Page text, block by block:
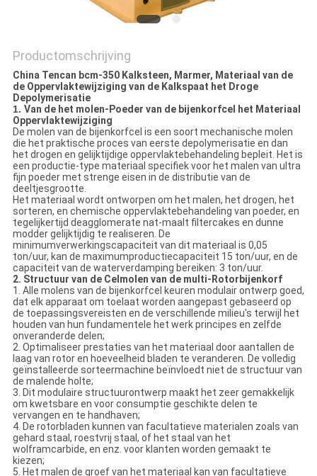
Productomschrijving
China Tencan bcm-350 Kalksteen, Marmer, Materiaal van de
de Oppervlaktewijziging van de Kalkspaat het Droge
Depolymerisatie
1. Van de het molen-Poeder van de bijenkorfcel het Materiaal
Oppervlaktewijziging
De molen van de bijenkorfcel is een soort mechanische molen
die het praktische proces van eerste depolymerisatie en dan
het drogen en gelijktijdige oppervlaktebehandeling bepleit. Het is
een productie-type materiaal specifiek voor het malen van ultra
fijn poeder met strenge eisen in de distributie van de
deeltjesgrootte.
Het materiaal wordt ontworpen om het malen, het drogen, het
sorteren, en chemische oppervlaktebehandeling van poeder, en
tegelijkertijd deagglomerate nat-maalt filtercakes en dunne
modder gelijktijdig te realiseren. De
minimumverwerkingscapaciteit van dit materiaal is 0,05
ton/uur, kan de maximumproductiecapaciteit 15 ton/uur, en de
capaciteit van de waterverdamping bereiken: 3 ton/uur.
2. Structuur van de Celmolen van de multi-Rotorbijenkorf
1. Alle molens van de bijenkorfcel keuren modulair ontwerp goed,
dat elk apparaat om toelaat worden aangepast gebaseerd op
de toepassingsvereisten en de verschillende milieu's terwijl het
houden van hun fundamentele het werk principes en zelfde
onveranderde delen;
2. Optimaliseer prestaties van het materiaal door aantallen de
laag van rotor en hoeveelheid bladen te veranderen. De volledig
geïnstalleerde sorteermachine beïnvloedt niet de structuur van
de malende holte;
3. Dit modulaire structuurontwerp maakt het zeer gemakkelijk
om kwetsbare en voor consumptie geschikte delen te
vervangen en te handhaven;
4. De rotorbladen kunnen van facultatieve materialen zoals van
gehard staal, roestvrij staal, of het staal van het
wolframcarbide, en enz. voor klanten worden gemaakt te
kiezen;
5. Het malen de groef van het materiaal kan van facultatieve